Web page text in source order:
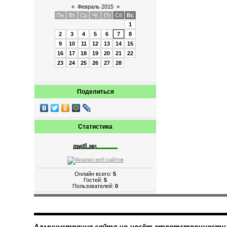
« Февраль 2015 »
Пн
Вт Ср Чт Пт Сб
Вс
1
2
3 4 5 6 7
8
9
10 11 12 13 14
15
16
17 18 19 20 21
22
23
24 25 26 27 28
Поделиться
Статистика
Онлайн всего:5
Гостей:5
Пользователей:0